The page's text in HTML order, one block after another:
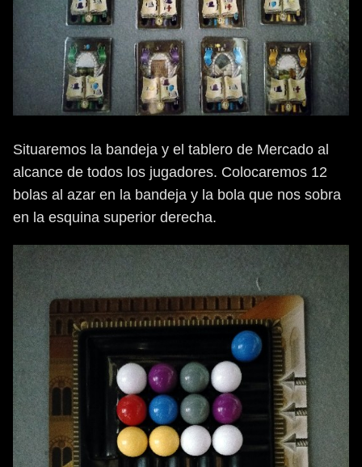
Situaremos la bandeja y el tablero de Mercado al
alcance de todos los jugadores. Colocaremos 12
bolas al azar en la bandeja y la bola que nos sobra
en la esquina superior derecha.